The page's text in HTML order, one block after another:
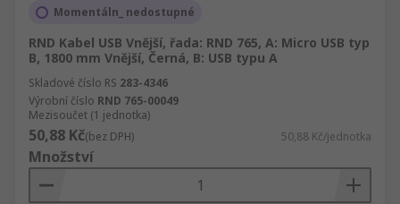
Momentáln_ nedostupné
RND Kabel USB Vnější, řada: RND 765, A: Micro USB typ
B, 1800 mm Vnější, Černá, B: USB typu A
Skladové číslo RS 283-4346
Výrobní číslo RND 765-00049
Mezisoučet (1 jednotka)
50,88 Kč(bez DPH) 50,88 Kč/jednotka
Množství